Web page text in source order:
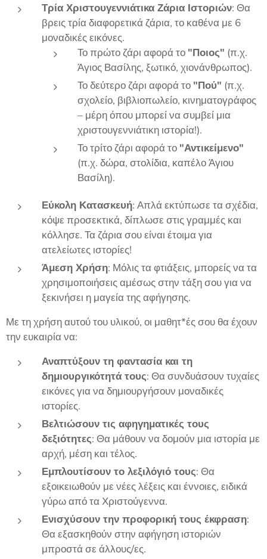
Τρία Χριστουγεννιάτικα Ζάρια Ιστοριών: Θα
βρεις τρία διαφορετικά ζάρια, το καθένα με 6
μοναδικές εικόνες.
Το πρώτο ζάρι αφορά το "Ποιος" (π.χ.
Άγιος Βασίλης, ξωτικό, χιονάνθρωπος).
Το δεύτερο ζάρι αφορά το "Πού" (π.χ.
σχολείο, βιβλιοπωλείο, κινηματογράφος
– μέρη όπου μπορεί να συμβεί μια
χριστουγεννιάτικη ιστορία!).
Το τρίτο ζάρι αφορά το "Αντικείμενο"
(π.χ. δώρα, στολίδια, καπέλο Άγιου
Βασίλη).
Εύκολη Κατασκευή: Απλά εκτύπωσε τα σχέδια,
κόψε προσεκτικά, δίπλωσε στις γραμμές και
κόλλησε. Τα ζάρια σου είναι έτοιμα για
ατελείωτες ιστορίες!
Άμεση Χρήση: Μόλις τα φτιάξεις, μπορείς να τα
χρησιμοποιήσεις αμέσως στην τάξη σου για να
ξεκινήσει η μαγεία της αφήγησης.
Με τη χρήση αυτού του υλικού, οι μαθητ*ές σου θα έχουν
την ευκαιρία να:
Αναπτύξουν τη φαντασία και τη
δημιουργικότητά τους: Θα συνδυάσουν τυχαίες
εικόνες για να δημιουργήσουν μοναδικές
ιστορίες.
Βελτιώσουν τις αφηγηματικές τους
δεξιότητες: Θα μάθουν να δομούν μια ιστορία με
αρχή, μέση και τέλος.
Εμπλουτίσουν το λεξιλόγιό τους: Θα
εξοικειωθούν με νέες λέξεις και έννοιες, ειδικά
γύρω από τα Χριστούγεννα.
Ενισχύσουν την προφορική τους έκφραση:
Θα εξασκηθούν στην αφήγηση ιστοριών
μπροστά σε άλλους/ες.